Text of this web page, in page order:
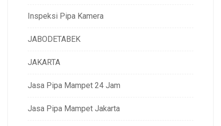
Inspeksi Pipa Kamera
JABODETABEK
JAKARTA
Jasa Pipa Mampet 24 Jam
Jasa Pipa Mampet Jakarta